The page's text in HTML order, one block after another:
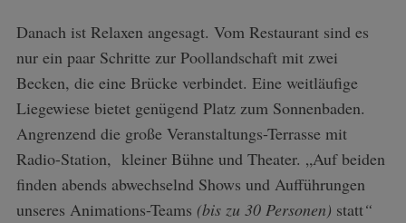
Danach ist Relaxen angesagt. Vom Restaurant sind es
nur ein paar Schritte zur Poollandschaft mit zwei
Becken, die eine Brücke verbindet. Eine weitläufige
Liegewiese bietet genügend Platz zum Sonnenbaden.
Angrenzend die große Veranstaltungs-Terrasse mit
Radio-Station, kleiner Bühne und Theater. „Auf beiden
finden abends abwechselnd Shows und Aufführungen
unseres Animations-Teams (bis zu 30 Personen) statt“